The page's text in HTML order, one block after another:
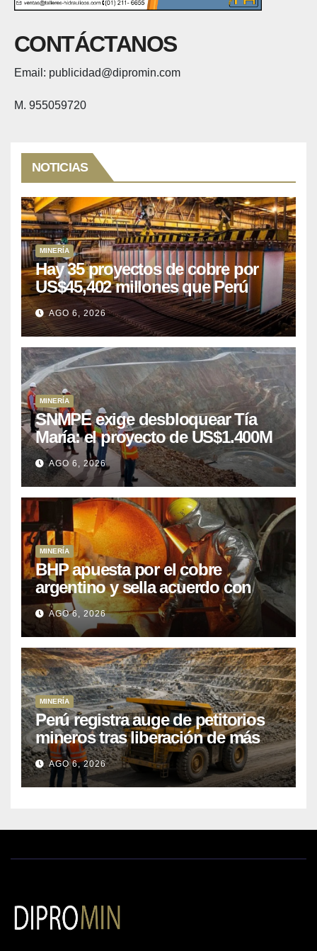
CONTÁCTANOS
Email: publicidad@dipromin.com
M. 955059720
NOTICIAS
MINERÍA
Hay 35 proyectos de cobre por
US$45,402 millones que Perú
puede aprovechar
AGO 6, 2026
MINERÍA
SNMPE exige desbloquear Tía
María: el proyecto de US$1.400M
que Perú lleva 15 años
posponiendo
AGO 6, 2026
MINERÍA
BHP apuesta por el cobre
argentino y sella acuerdo con
Kobrea para siete proyecto
AGO 6, 2026
MINERÍA
Perú registra auge de petitorios
mineros tras liberación de más
de mil concesiones para explorar
cobre y oro
AGO 6, 2026